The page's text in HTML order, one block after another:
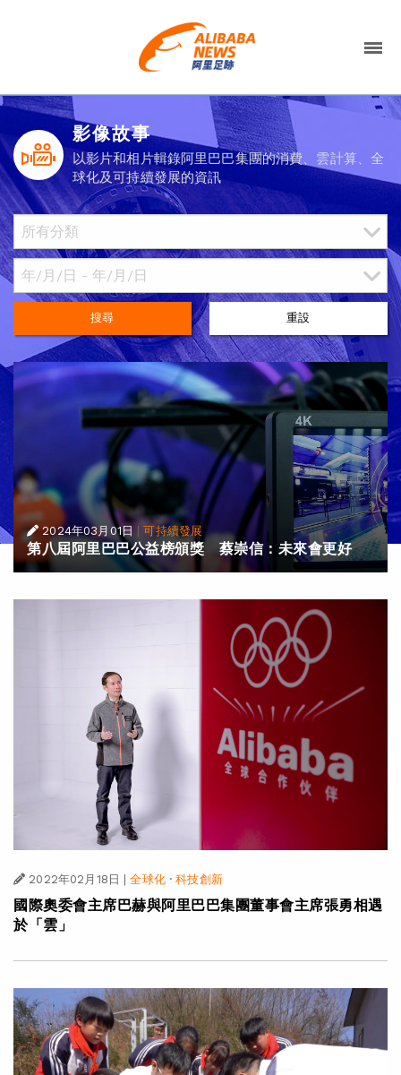
影像故事
以影片和相片輯錄阿里巴巴集團的消費、雲計算、全
球化及可持續發展的資訊
搜尋 重設
2024年03月01日 |可持續發展
第八屆阿里巴巴公益榜頒獎 蔡崇信：未來會更好
2022年02月18日 全球化·科技創新
國際奧委會主席巴赫與阿里巴巴集團董事會主席張勇相遇
於「雲」